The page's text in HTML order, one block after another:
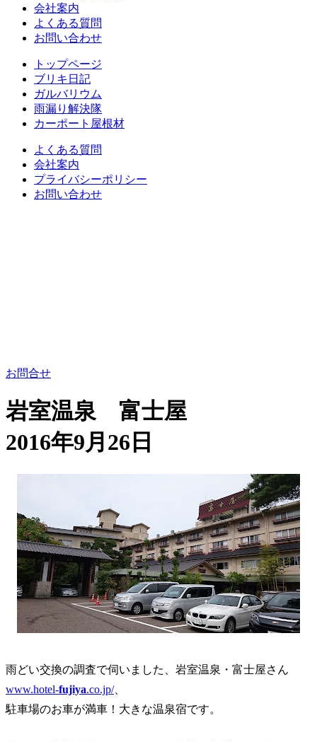
会社案内
よくある質問
お問い合わせ
トップページ
ブリキ日記
ガルバリウム
雨漏り解決隊
カーポート屋根材
よくある質問
会社案内
プライバシーポリシー
お問い合わせ
お問合せ
岩室温泉 富士屋
2016年9月26日
雨どい交換の調査で伺いました、岩室温泉・富士屋さん
www.hotel-fujiya.co.jp/、
駐車場のお車が満車！大きな温泉宿です。